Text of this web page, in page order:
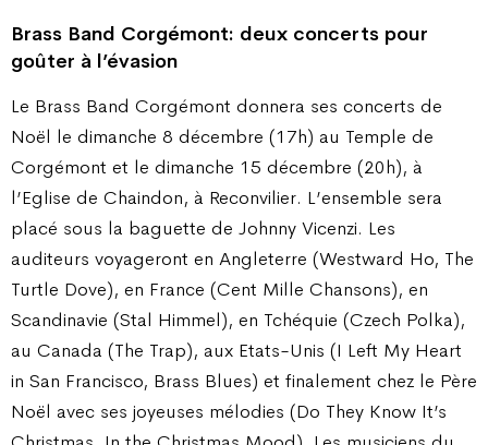
Brass Band Corgémont: deux concerts pour
goûter à l’évasion
Le Brass Band Corgémont donnera ses concerts de
Noël le dimanche 8 décembre (17h) au Temple de
Corgémont et le dimanche 15 décembre (20h), à
l’Eglise de Chaindon, à Reconvilier. L’ensemble sera
placé sous la baguette de Johnny Vicenzi. Les
auditeurs voyageront en Angleterre (Westward Ho, The
Turtle Dove), en France (Cent Mille Chansons), en
Scandinavie (Stal Himmel), en Tchéquie (Czech Polka),
au Canada (The Trap), aux Etats-Unis (I Left My Heart
in San Francisco, Brass Blues) et finalement chez le Père
Noël avec ses joyeuses mélodies (Do They Know It’s